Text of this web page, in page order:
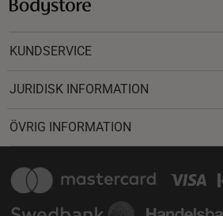
KUNDSERVICE
JURIDISK INFORMATION
ÖVRIG INFORMATION